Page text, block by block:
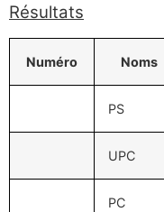
Résultats
Numéro Noms
PS
UPC
PC